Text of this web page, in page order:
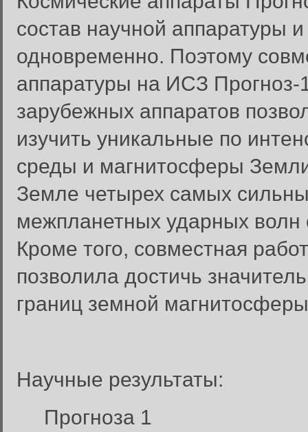
состав научной аппаратуры
одновременно. Поэтому
аппаратуры на ИСЗ
зарубежных аппаратов
изучить уникальные по
среды и магнитосферы
Земле четырех самых
межпланетных ударных
Кроме того, совместная
позволила достичь
границ земной
Научные результаты:
Прогноза 1